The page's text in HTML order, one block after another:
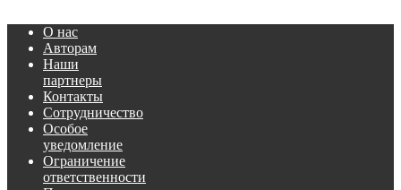
О нас
Авторам
Наши
партнеры
Контакты
Сотрудничество
Особое
уведомление
Ограничение
ответственности